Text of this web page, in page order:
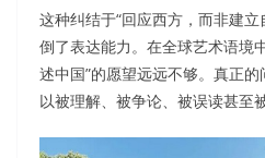
这种纠结于“回应西方，而非建
倒了表达能力。在全球艺术语境
述中国”的愿望远远不够。真正
以被理解、被争论、被误读甚至